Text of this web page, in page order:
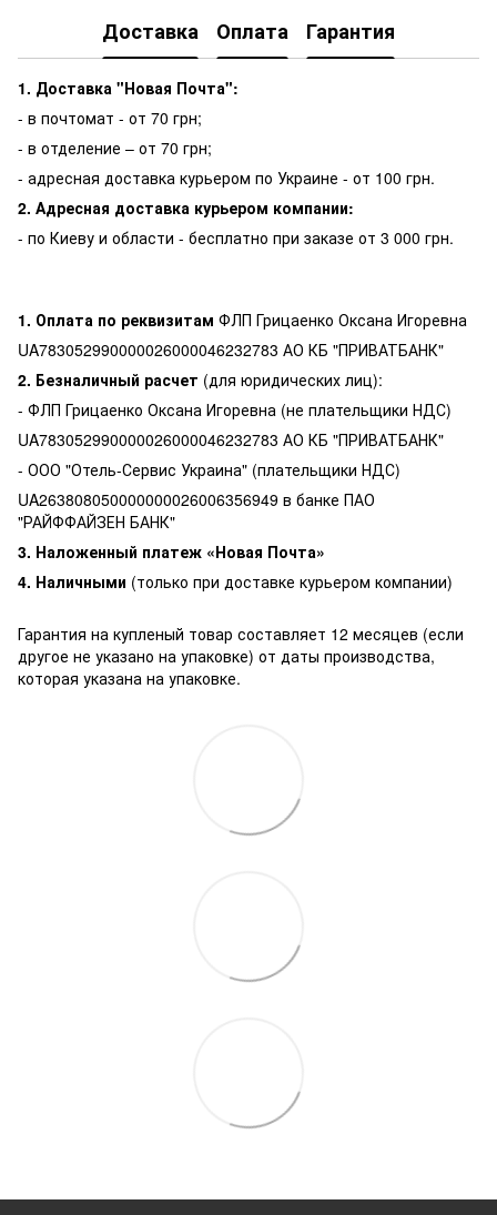
Доставка Оплата Гарантия
1. Доставка "Новая Почта":
- в почтомат - от 70 грн;
- в отделение – от 70 грн;
- адресная доставка курьером по Украине - от 100 грн.
2. Адресная доставка курьером компании:
- по Киеву и области - бесплатно при заказе от 3 000 грн.
1. Оплата по реквизитам ФЛП Грицаенко Оксана Игоревна
UA783052990000026000046232783 АО КБ "ПРИВАТБАНК"
2. Безналичный расчет (для юридических лиц):
- ФЛП Грицаенко Оксана Игоревна (не плательщики НДС)
UA783052990000026000046232783 АО КБ "ПРИВАТБАНК"
- ООО "Отель-Сервис Украина" (плательщики НДС)
UA263808050000000026006356949 в банке ПАО
"РАЙФФАЙЗЕН БАНК"
3. Наложенный платеж «Новая Почта»
4. Наличными (только при доставке курьером компании)
Гарантия на купленый товар составляет 12 месяцев (если
другое не указано на упаковке) от даты производства,
которая указана на упаковке.